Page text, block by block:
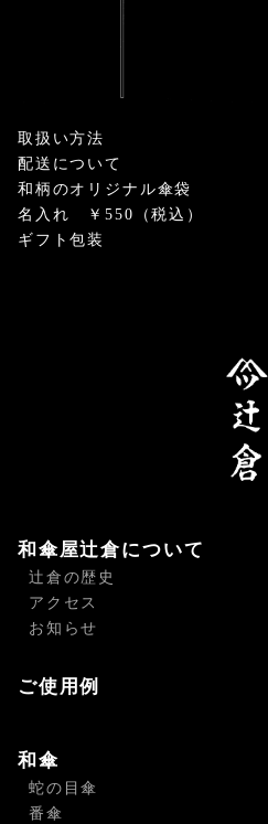
取扱い方法
配送について
和柄のオリジナル傘袋
名入れ ￥550（税込）
ギフト包装
和傘屋辻倉について
辻倉の歴史
アクセス
お知らせ
ご使用例
和傘
蛇の目傘
番傘